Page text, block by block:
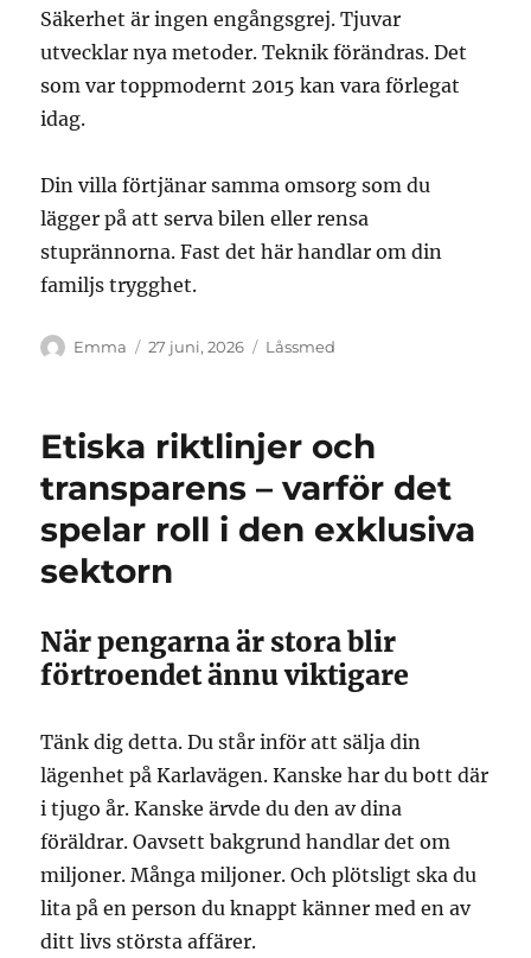
Säkerhet är ingen engångsgrej. Tjuvar
utvecklar nya metoder. Teknik förändras. Det
som var toppmodernt 2015 kan vara förlegat
idag.
Din villa förtjänar samma omsorg som du
lägger på att serva bilen eller rensa
stuprännorna. Fast det här handlar om din
familjs trygghet.
Författare
Emma
Publicerat
27 juni, 2026 Kategorier
Låssmed
Etiska riktlinjer och
transparens – varför det
spelar roll i den exklusiva
sektorn
När pengarna är stora blir
förtroendet ännu viktigare
Tänk dig detta. Du står inför att sälja din
lägenhet på Karlavägen. Kanske har du bott där
i tjugo år. Kanske ärvde du den av dina
föräldrar. Oavsett bakgrund handlar det om
miljoner. Många miljoner. Och plötsligt ska du
lita på en person du knappt känner med en av
ditt livs största affärer.